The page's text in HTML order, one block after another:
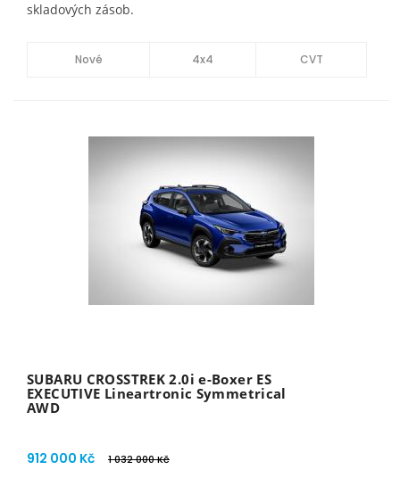
skladových zásob.
Nové 4x4 CVT
SUBARU CROSSTREK 2.0i e-Boxer ES
EXECUTIVE Lineartronic Symmetrical
AWD
912 000 Kč 1 032 000 Kč